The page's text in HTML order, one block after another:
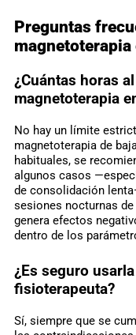
Preguntas
magnetoterapia
¿Cuántas horas
magnetoterapia
No hay un límite
magnetoterapia de
habituales, se
algunos casos
de consolidación
sesiones nocturnas
genera efectos
dentro de los
¿Es seguro
fisioterapeuta?
Sí, siempre que se